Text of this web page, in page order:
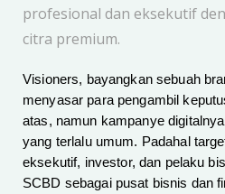
profesional dan eksekutif
citra premium.
Visioners, bayangkan sebuah
menyasar para pengambil
atas, namun kampanye
yang terlalu umum. Padahal
eksekutif, investor, dan pelaku
SCBD sebagai pusat bisnis dan